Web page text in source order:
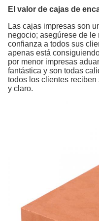
El valor de cajas de
Las cajas impresas son
negocio; asegúrese de
confianza a todos sus
apenas está
por menor impresas
fantástica y son todas
todos los clientes
y claro.